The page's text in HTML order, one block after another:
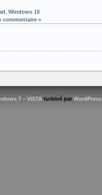
Windows 10
commentaire »
7 – VISTA turbiné par WordPress